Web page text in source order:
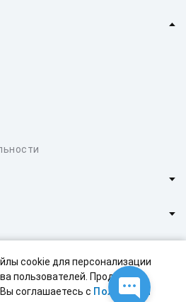
cookie для персонализации
пользователей. Продолжая
соглашаетесь с Политикой